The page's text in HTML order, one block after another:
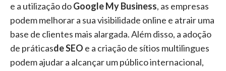
e a utilização doGoogle My Business, as empresas
podem melhorar a sua visibilidade online e atrair uma
base de clientes mais alargada. Além disso, a adoção
de práticasde SEO e a criação de sítios multilingues
podem ajudar a alcançar um público internacional,